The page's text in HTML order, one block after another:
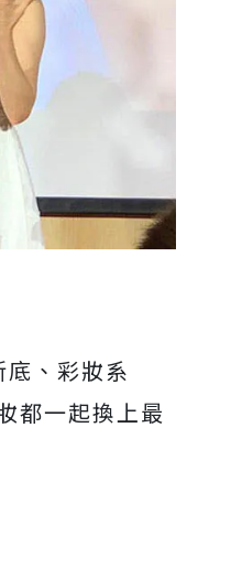
、彩妝系
都一起換上最